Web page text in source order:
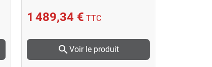
1 489,34 € TTC
searchVoir le produit